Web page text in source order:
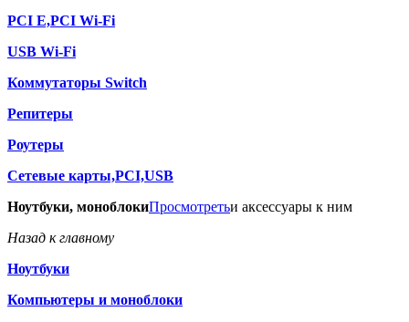
PCI E,PCI Wi-Fi
USB Wi-Fi
Коммутаторы Switch
Репитеры
Роутеры
Сетевые карты,PCI,USB
Ноутбуки, моноблокиПросмотретьи аксессуары к ним
Назад к главному
Ноутбуки
Компьютеры и моноблоки